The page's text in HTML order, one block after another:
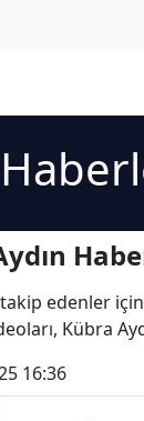
edenler için
Kübra
16:36